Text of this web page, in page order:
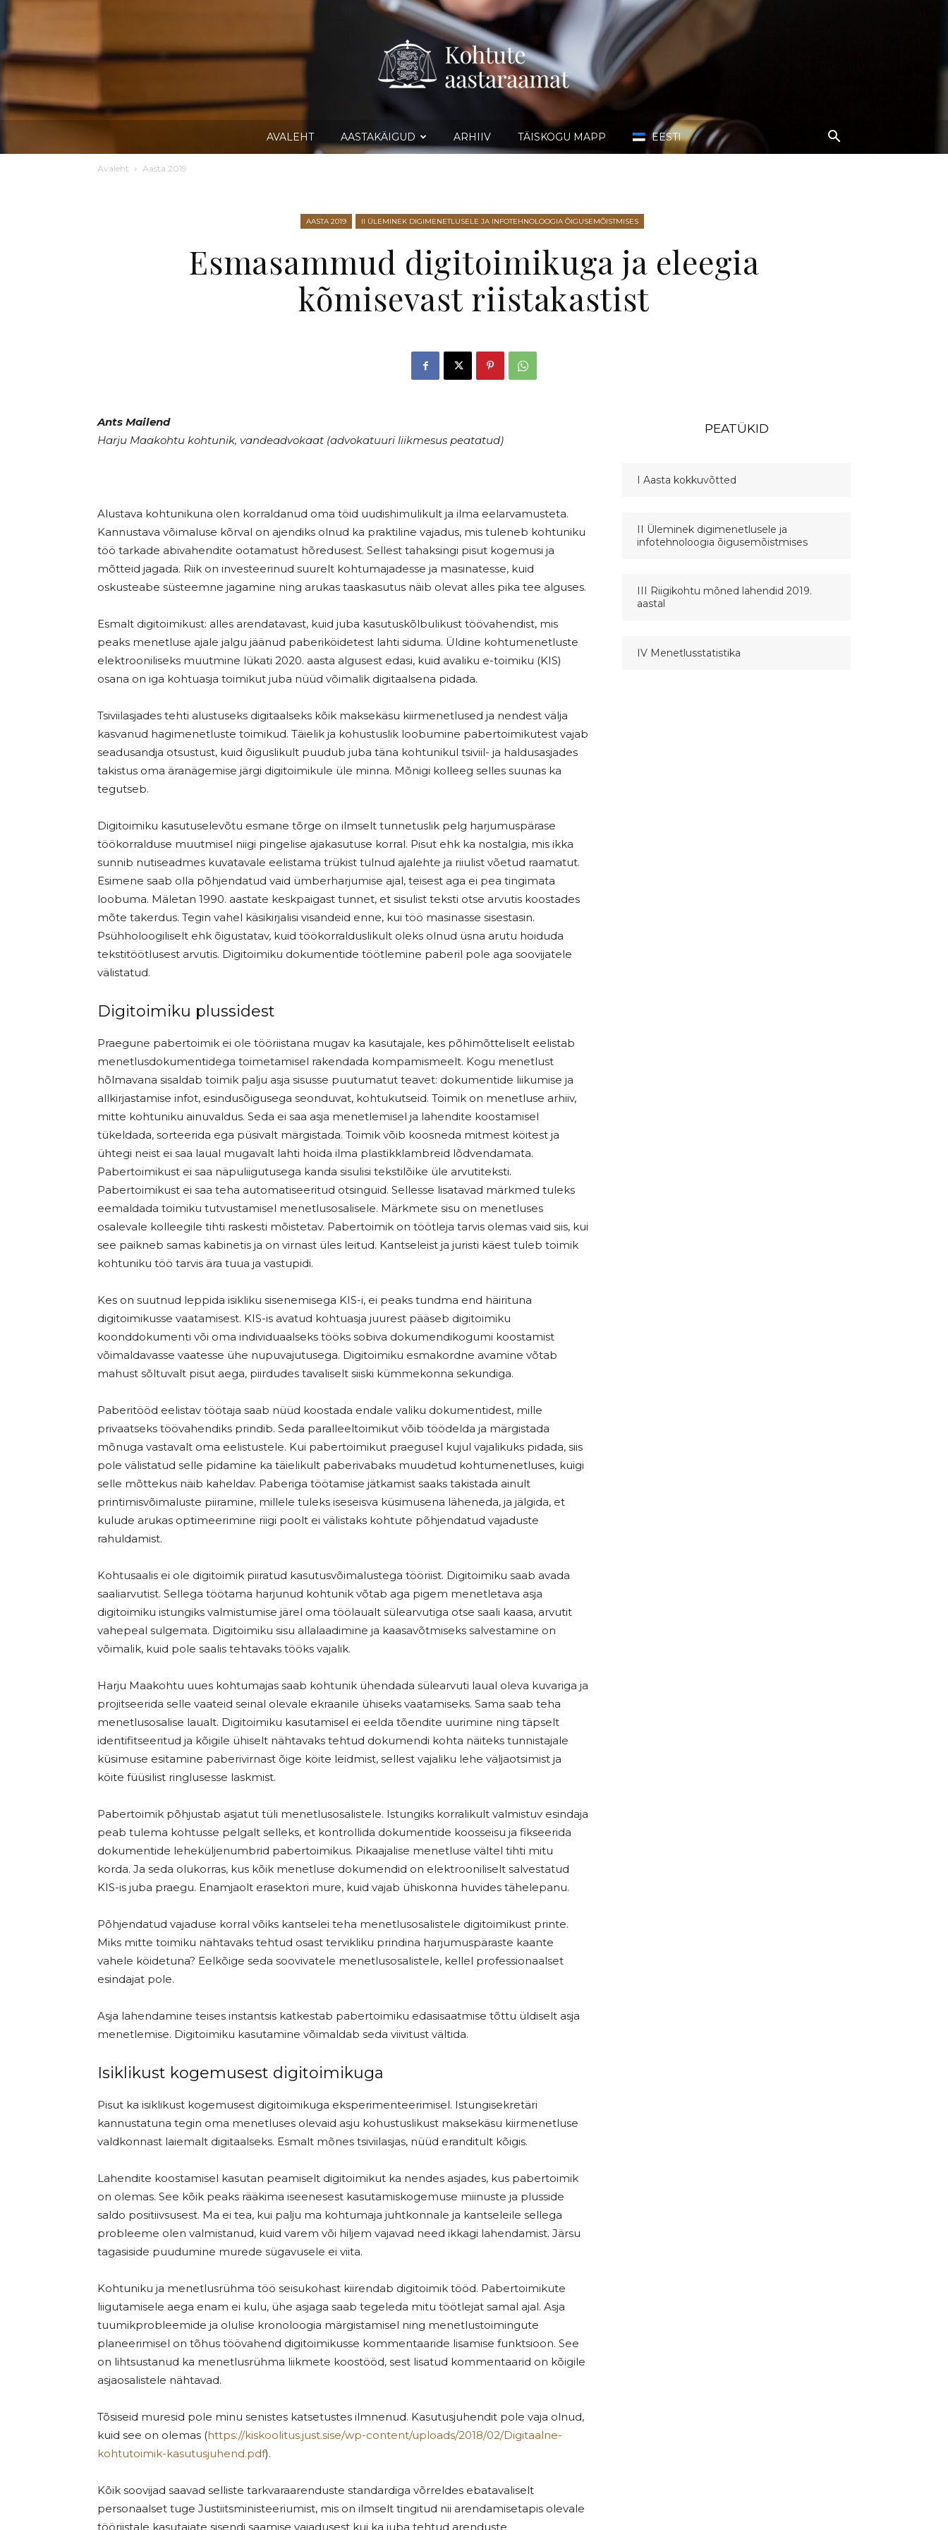
aastaraamat
AVALEHT AASTAKÄIGUD ARHIIV TÄISKOGU MAPP EESTI
Avaleht Aasta 2019
AASTA 2019 II ÜLEMINEK DIGIMENETLUSELE JA INFOTEHNOLOOGIA ÕIGUSEMÕISTMISES
Esmasammud digitoimikuga ja eleegia
kõmisevast riistakastist
Ants Mailend
Harju Maakohtu kohtunik, vandeadvokaat (advokatuuri liikmesus peatatud)
Alustava kohtunikuna olen korraldanud oma töid uudishimulikult ja ilma eelarvamusteta.
Kannustava võimaluse kõrval on ajendiks olnud ka praktiline vajadus, mis tuleneb kohtuniku
töö tarkade abivahendite ootamatust hõredusest. Sellest tahaksingi pisut kogemusi ja
mõtteid jagada. Riik on investeerinud suurelt kohtumajadesse ja masinatesse, kuid
oskusteabe süsteemne jagamine ning arukas taaskasutus näib olevat alles pika tee alguses.
Esmalt digitoimikust: alles arendatavast, kuid juba kasutuskõlbulikust töövahendist, mis
peaks menetluse ajale jalgu jäänud paberiköidetest lahti siduma. Üldine kohtumenetluste
elektrooniliseks muutmine lükati 2020. aasta algusest edasi, kuid avaliku e-toimiku (KIS)
osana on iga kohtuasja toimikut juba nüüd võimalik digitaalsena pidada.
Tsiviilasjades tehti alustuseks digitaalseks kõik maksekäsu kiirmenetlused ja nendest välja
kasvanud hagimenetluste toimikud. Täielik ja kohustuslik loobumine pabertoimikutest vajab
seadusandja otsustust, kuid õiguslikult puudub juba täna kohtunikul tsiviil- ja haldusasjades
takistus oma äranägemise järgi digitoimikule üle minna. Mõnigi kolleeg selles suunas ka
tegutseb.
Digitoimiku kasutuselevõtu esmane tõrge on ilmselt tunnetuslik pelg harjumuspärase
töökorralduse muutmisel niigi pingelise ajakasutuse korral. Pisut ehk ka nostalgia, mis ikka
sunnib nutiseadmes kuvatavale eelistama trükist tulnud ajalehte ja riiulist võetud raamatut.
Esimene saab olla põhjendatud vaid ümberharjumise ajal, teisest aga ei pea tingimata
loobuma. Mäletan 1990. aastate keskpaigast tunnet, et sisulist teksti otse arvutis koostades
mõte takerdus. Tegin vahel käsikirjalisi visandeid enne, kui töö masinasse sisestasin.
Psühholoogiliselt ehk õigustatav, kuid töökorralduslikult oleks olnud üsna arutu hoiduda
tekstitöötlusest arvutis. Digitoimiku dokumentide töötlemine paberil pole aga soovijatele
välistatud.
Digitoimiku plussidest
Praegune pabertoimik ei ole tööriistana mugav ka kasutajale, kes põhimõtteliselt eelistab
menetlusdokumentidega toimetamisel rakendada kompamismeelt. Kogu menetlust
hõlmavana sisaldab toimik palju asja sisusse puutumatut teavet: dokumentide liikumise ja
allkirjastamise infot, esindusõigusega seonduvat, kohtukutseid. Toimik on menetluse arhiiv,
mitte kohtuniku ainuvaldus. Seda ei saa asja menetlemisel ja lahendite koostamisel
tükeldada, sorteerida ega püsivalt märgistada. Toimik võib koosneda mitmest köitest ja
ühtegi neist ei saa laual mugavalt lahti hoida ilma plastikklambreid lõdvendamata.
Pabertoimikust ei saa näpuliigutusega kanda sisulisi tekstilõike üle arvutiteksti.
Pabertoimikust ei saa teha automatiseeritud otsinguid. Sellesse lisatavad märkmed tuleks
eemaldada toimiku tutvustamisel menetlusosalisele. Märkmete sisu on menetluses
osalevale kolleegile tihti raskesti mõistetav. Pabertoimik on töötleja tarvis olemas vaid siis, kui
see paikneb samas kabinetis ja on virnast üles leitud. Kantseleist ja juristi käest tuleb toimik
kohtuniku töö tarvis ära tuua ja vastupidi.
Kes on suutnud leppida isikliku sisenemisega KIS-i, ei peaks tundma end häirituna
digitoimikusse vaatamisest. KIS-is avatud kohtuasja juurest pääseb digitoimiku
koonddokumenti või oma individuaalseks tööks sobiva dokumendikogumi koostamist
võimaldavasse vaatesse ühe nupuvajutusega. Digitoimiku esmakordne avamine võtab
mahust sõltuvalt pisut aega, piirdudes tavaliselt siiski kümmekonna sekundiga.
Paberitööd eelistav töötaja saab nüüd koostada endale valiku dokumentidest, mille
privaatseks töövahendiks prindib. Seda paralleeltoimikut võib töödelda ja märgistada
mõnuga vastavalt oma eelistustele. Kui pabertoimikut praegusel kujul vajalikuks pidada, siis
pole välistatud selle pidamine ka täielikult paberivabaks muudetud kohtumenetluses, kuigi
selle mõttekus näib kaheldav. Paberiga töötamise jätkamist saaks takistada ainult
printimisvõimaluste piiramine, millele tuleks iseseisva küsimusena läheneda, ja jälgida, et
kulude arukas optimeerimine riigi poolt ei välistaks kohtute põhjendatud vajaduste
rahuldamist.
Kohtusaalis ei ole digitoimik piiratud kasutusvõimalustega tööriist. Digitoimiku saab avada
saaliarvutist. Sellega töötama harjunud kohtunik võtab aga pigem menetletava asja
digitoimiku istungiks valmistumise järel oma töölaualt sülearvutiga otse saali kaasa, arvutit
vahepeal sulgemata. Digitoimiku sisu allalaadimine ja kaasavõtmiseks salvestamine on
võimalik, kuid pole saalis tehtavaks tööks vajalik.
Harju Maakohtu uues kohtumajas saab kohtunik ühendada sülearvuti laual oleva kuvariga ja
projitseerida selle vaateid seinal olevale ekraanile ühiseks vaatamiseks. Sama saab teha
menetlusosalise laualt. Digitoimiku kasutamisel ei eelda tõendite uurimine ning täpselt
identifitseeritud ja kõigile ühiselt nähtavaks tehtud dokumendi kohta näiteks tunnistajale
küsimuse esitamine paberivirnast õige köite leidmist, sellest vajaliku lehe väljaotsimist ja
köite füüsilist ringlusesse laskmist.
Pabertoimik põhjustab asjatut tüli menetlusosalistele. Istungiks korralikult valmistuv esindaja
peab tulema kohtusse pelgalt selleks, et kontrollida dokumentide koosseisu ja fikseerida
dokumentide leheküljenumbrid pabertoimikus. Pikaajalise menetluse vältel tihti mitu
korda. Ja seda olukorras, kus kõik menetluse dokumendid on elektrooniliselt salvestatud
KIS-is juba praegu. Enamjaolt erasektori mure, kuid vajab ühiskonna huvides tähelepanu.
Põhjendatud vajaduse korral võiks kantselei teha menetlusosalistele digitoimikust printe.
Miks mitte toimiku nähtavaks tehtud osast tervikliku prindina harjumuspäraste kaante
vahele köidetuna? Eelkõige seda soovivatele menetlusosalistele, kellel professionaalset
esindajat pole.
Asja lahendamine teises instantsis katkestab pabertoimiku edasisaatmise tõttu üldiselt asja
menetlemise. Digitoimiku kasutamine võimaldab seda viivitust vältida.
Isiklikust kogemusest digitoimikuga
Pisut ka isiklikust kogemusest digitoimikuga eksperimenteerimisel. Istungisekretäri
kannustatuna tegin oma menetluses olevaid asju kohustuslikust maksekäsu kiirmenetluse
valdkonnast laiemalt digitaalseks. Esmalt mõnes tsiviilasjas, nüüd eranditult kõigis.
Lahendite koostamisel kasutan peamiselt digitoimikut ka nendes asjades, kus pabertoimik
on olemas. See kõik peaks rääkima iseenesest kasutamiskogemuse miinuste ja plusside
saldo positiivsusest. Ma ei tea, kui palju ma kohtumaja juhtkonnale ja kantseleile sellega
probleeme olen valmistanud, kuid varem või hiljem vajavad need ikkagi lahendamist. Järsu
tagasiside puudumine murede sügavusele ei viita.
Kohtuniku ja menetlusrühma töö seisukohast kiirendab digitoimik tööd. Pabertoimikute
liigutamisele aega enam ei kulu, ühe asjaga saab tegeleda mitu töötlejat samal ajal. Asja
tuumikprobleemide ja olulise kronoloogia märgistamisel ning menetlustoimingute
planeerimisel on tõhus töövahend digitoimikusse kommentaaride lisamise funktsioon. See
on lihtsustanud ka menetlusrühma liikmete koostööd, sest lisatud kommentaarid on kõigile
asjaosalistele nähtavad.
Tõsiseid muresid pole minu senistes katsetustes ilmnenud. Kasutusjuhendit pole vaja olnud,
kuid see on olemas (https://kiskoolitus.just.sise/wp-content/uploads/2018/02/Digitaalne-
kohtutoimik-kasutusjuhend.pdf).
Kõik soovijad saavad selliste tarkvaraarenduste standardiga võrreldes ebatavaliselt
personaalset tuge Justiitsministeeriumist, mis on ilmselt tingitud nii arendamisetapis olevale
tööriistale kasutajate sisendi saamise vajadusest kui ka juba tehtud arenduste
PEATÜKID
I Aasta kokkuvõtted
II Üleminek digimenetlusele ja
infotehnoloogia õigusemõistmises
III Riigikohtu mõned lahendid 2019.
aastal
IV Menetlusstatistika